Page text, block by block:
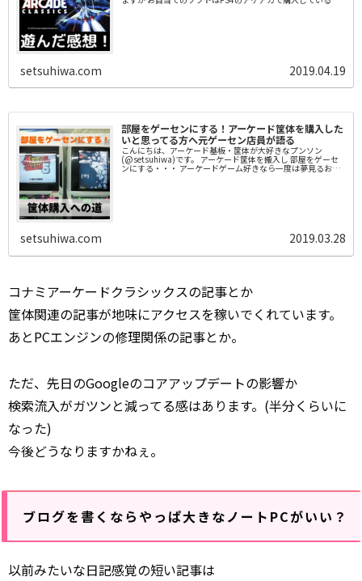
setsuhiwa.com 2019.04.19
部屋をゲーセンにする！アーケード筐体を購入した
いと思ってる方へ元ゲーセン店員が語る
こんにちは、アーケード基板・筐体が大好きなプンソン
(@setsuhiwa)です。 アーケード筐体を搬入し 部屋をゲーセ
ンにする・・・ アーケードゲーム好きなら一度は夢見るお話
setsuhiwa.com 2019.03.28
コナミアーケードクラシックスの記事とか
筐体関連の記事が地味にアクセスを稼いでくれています。
あとPCエンジンの修理関係の記事とか。
ただ、先日のGoogleのコアアップデートの影響か
検索流入がガツンと減ってる感はあります。(半分くらいに
なった)
今後どうなりますかねぇ。
ブログを書くならやっぱ大きなノートPCがいい？
以前みたいな日記感覚の短い記事は